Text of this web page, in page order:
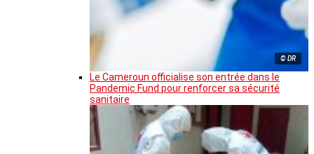
© DR
Le Cameroun officialise son entrée dans le
Pandemic Fund pour renforcer sa sécurité
sanitaire